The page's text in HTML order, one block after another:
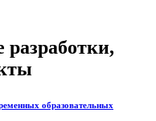
разработки,
образовательных